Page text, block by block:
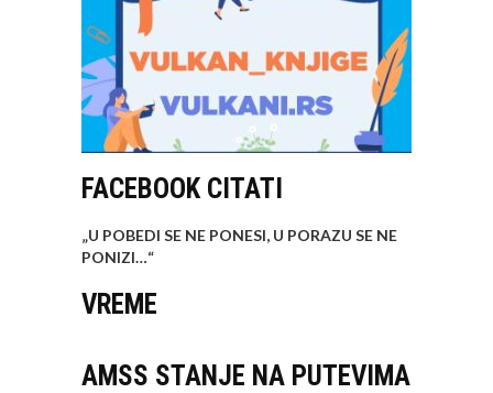
FACEBOOK CITATI
„U POBEDI SE NE PONESI, U PORAZU SE NE
PONIZI…“
VREME
AMSS STANJE NA PUTEVIMA